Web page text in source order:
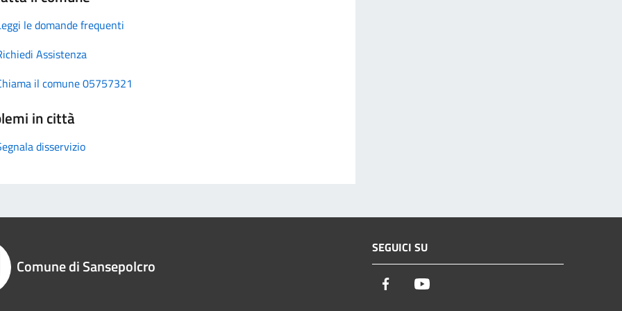
le domande frequenti
Assistenza
il comune 05757321
in città
disservizio
Comune di Sansepolcro
SEGUICI SU
Facebook